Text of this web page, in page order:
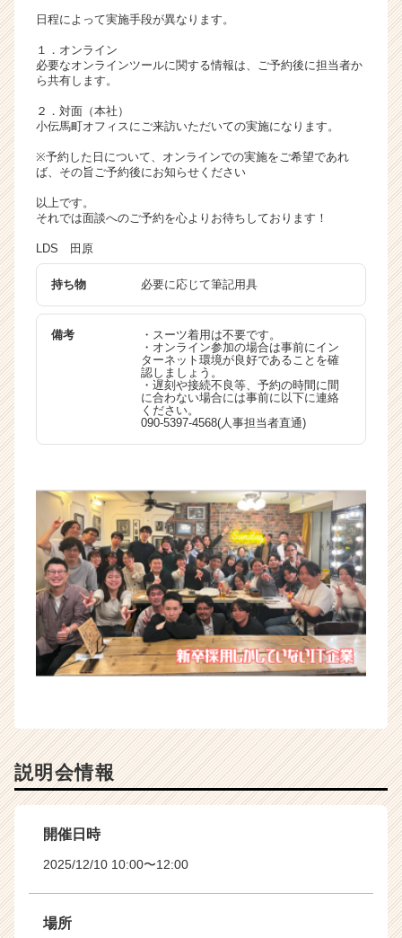
日程によって実施手段が異なります。
１．オンライン
必要なオンラインツールに関する情報は、ご予約後に担当者か
ら共有します。
２．対面（本社）
小伝馬町オフィスにご来訪いただいての実施になります。
※予約した日について、オンラインでの実施をご希望であれ
ば、その旨ご予約後にお知らせください
以上です。
それでは面談へのご予約を心よりお待ちしております！
LDS 田原
持ち物 必要に応じて筆記用具
備考
・スーツ着用は不要です。
・オンライン参加の場合は事前にイン
ターネット環境が良好であることを確
認しましょう。
・遅刻や接続不良等、予約の時間に間
に合わない場合には事前に以下に連絡
ください。
090-5397-4568(人事担当者直通)
説明会情報
開催日時
2025/12/10 10:00〜12:00
場所